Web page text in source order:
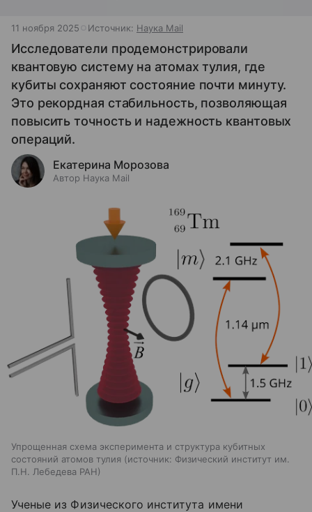
11 ноября 2025 Источник: Наука Mail
Исследователи продемонстрировали
квантовую систему на атомах тулия, где
кубиты сохраняют состояние почти минуту.
Это рекордная стабильность, позволяющая
повысить точность и надежность квантовых
операций.
Екатерина Морозова
Автор Наука Mail
Упрощенная схема эксперимента и структура кубитных
состояний атомов тулия
источник: Физический институт им.
П.Н. Лебедева РАН
Ученые из Физического института имени